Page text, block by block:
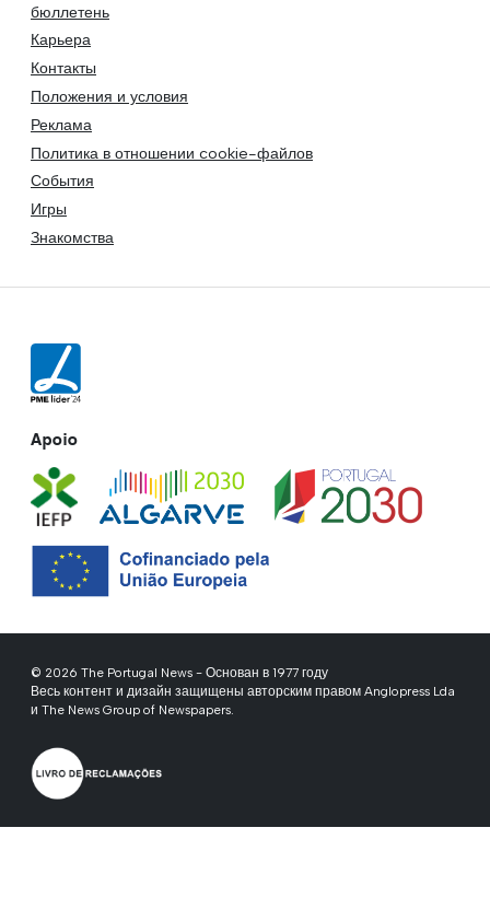
бюллетень
Карьера
Контакты
Положения и условия
Реклама
Политика в отношении cookie-файлов
События
Игры
Знакомства
Apoio
© 2026 The Portugal News - Основан в 1977 году
Весь контент и дизайн защищены авторским правом Anglopress Lda
и The News Group of Newspapers.